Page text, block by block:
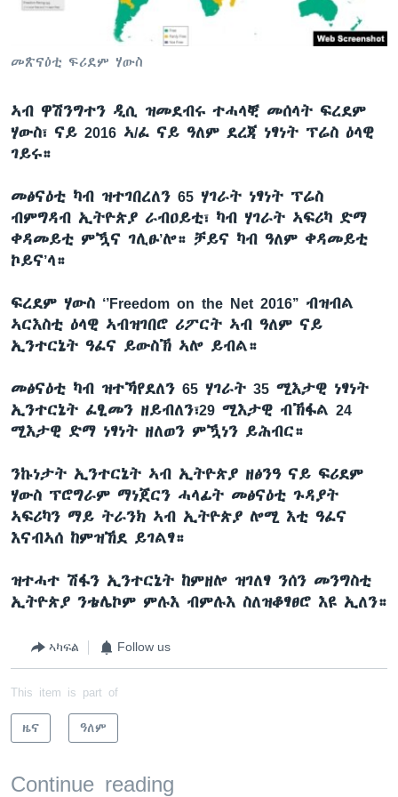
ቂሔ ጽልሚ
መጽናዕቲ ፍሪደም ሃውስ
ኣብ ዋሽንግተን ዲሲ ዝመደብሩ ተሓላቒ መሰላት ፍረደም
ሃውስ፣ ናይ 2016 ኣ/ፈ ናይ ዓለም ደረጃ ነፃነት ፕሬስ ዕላዊ
ገይሩ።
መፅናዕቲ ካብ ዝተገበረለን 65 ሃገራት ነፃነት ፕሬስ
ብምግዳብ ኢትዮጵያ ራብዐይቲ፣ ካብ ሃገራት ኣፍሪካ ድማ
ቀዳመይቲ ምዃና ገሊፁ’ሎ። ቻይና ካብ ዓለም ቀዳመይቲ
ኮይና’ላ።
ፍረደም ሃውስ ‘’Freedom on the Net 2016’’ ብዝብል
ኣርእስቲ ዕላዊ ኣብዝገበሮ ሪፖርት ኣብ ዓለም ናይ
ኢንተርኔት ዓፈና ይውስኽ ኣሎ ይብል።
መፅናዕቲ ካብ ዝተኻየደለን 65 ሃገራት 35 ሚእታዊ ነፃነት
ኢንተርኔት ፈፂመን ዘይብለን፣29 ሚእታዊ ብኽፋል 24
ሚእታዊ ድማ ነፃነት ዘለወን ምዃነን ይሕብር።
ንኩነታት ኢንተርኔት ኣብ ኢትዮጵያ ዘፅንዓ ናይ ፍሪደም
ሃውስ ፕሮግራም ማነጀርን ሓላፊት መፅናዕቲ ጉዳያት
ኣፍሪካን ማይ ትራንክ ኣብ ኢትዮጵያ ሎሚ እቲ ዓፈና
እናብኣሰ ከምዝኸደ ይገልፃ።
ዝተሓተ ሽፋን ኢንተርኔት ከምዘሎ ዝገለፃ ንሰን መንግስቲ
ኢትዮጵያ ንቴሌኮም ምሉእ ብምሉእ ስለዝቆፃፀሮ እዩ ኢለን።
ኣካፍል Follow us
This item is part of
ዜና ዓለም
Continue reading